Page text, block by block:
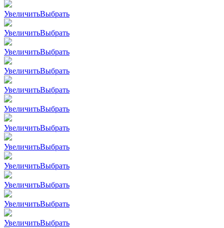
УвеличитьВыбрать
УвеличитьВыбрать
УвеличитьВыбрать
УвеличитьВыбрать
УвеличитьВыбрать
УвеличитьВыбрать
УвеличитьВыбрать
УвеличитьВыбрать
УвеличитьВыбрать
УвеличитьВыбрать
УвеличитьВыбрать
УвеличитьВыбрать